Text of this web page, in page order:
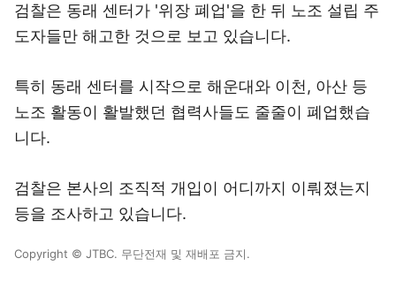
검찰은 동래 센터가 '위장 폐업'을 한 뒤 노조 설립 주
도자들만 해고한 것으로 보고 있습니다.
특히 동래 센터를 시작으로 해운대와 이천, 아산 등
노조 활동이 활발했던 협력사들도 줄줄이 폐업했습
니다.
검찰은 본사의 조직적 개입이 어디까지 이뤄졌는지
등을 조사하고 있습니다.
Copyright © JTBC. 무단전재 및 재배포 금지.